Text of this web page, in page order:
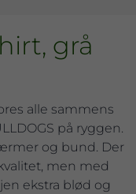
grå
alle sammens
på ryggen.
og bund. Der
men med
ekstra blød og